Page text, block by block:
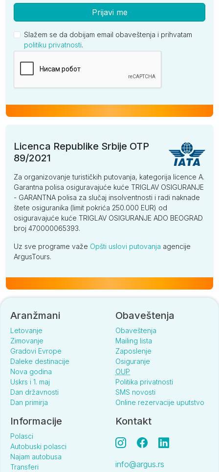
Prijavi me
Slažem se da dobijam email obaveštenja i prihvatam
politiku privatnosti.
Licenca Republike Srbije OTP
89/2021
Za organizovanje turističkih putovanja, kategorija licence A.
Garantna polisa osiguravajuće kuće TRIGLAV OSIGURANJE
- GARANTNA polisa za slučaj insolventnosti i radi naknade
štete osiguranika (limit pokrića 250.000 EUR) od
osiguravajuće kuće TRIGLAV OSIGURANJE ADO BEOGRAD
broj 470000065393.
Uz sve programe važe Opšti uslovi putovanja agencije
ArgusTours.
Aranžmani
Letovanje
Zimovanje
Gradovi Evrope
Daleke destinacije
Nova godina
Uskrs i 1. maj
Dan državnosti
Dan primirja
Obaveštenja
Obaveštenja
Mailing lista
Zaposlenje
Osiguranje
OUP
Politika privatnosti
SMS novosti
Online rezervacije uputstvo
Informacije
Polasci
Autobuski polasci
Najam autobusa
Transferi
Kontakt
info@argus.rs